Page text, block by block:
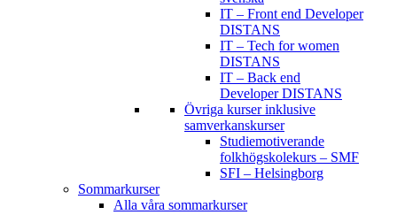
IT – Front end Developer
DISTANS
IT – Tech for women
DISTANS
IT – Back end
Developer DISTANS
Övriga kurser inklusive
samverkanskurser
Studiemotiverande
folkhögskolekurs – SMF
SFI – Helsingborg
Sommarkurser
Alla våra sommarkurser